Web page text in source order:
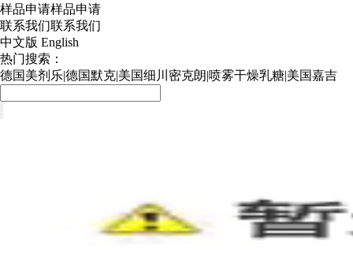
样品申请样品申请
联系我们联系我们
中文版 English
热门搜索：
德国美剂乐|德国默克|美国细川密克朗|喷雾干燥乳糖|美国嘉吉